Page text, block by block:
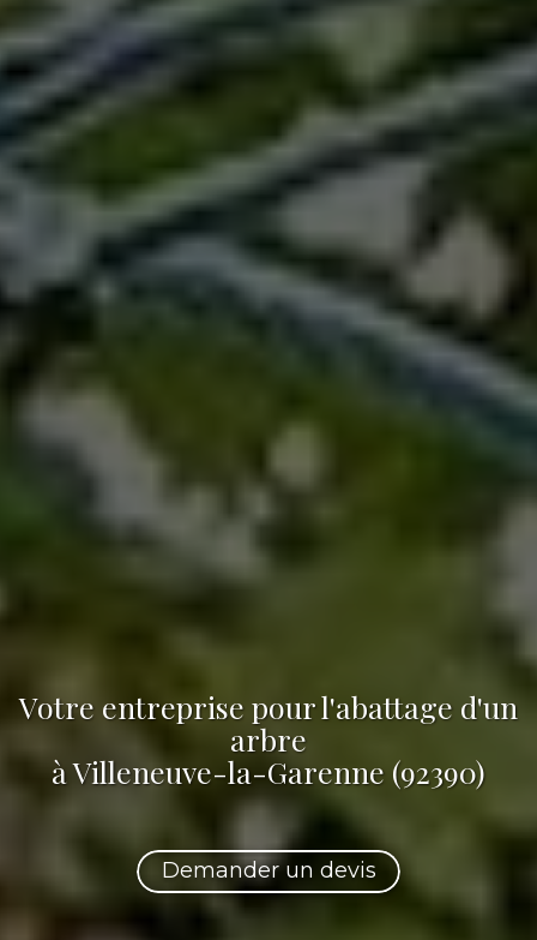
Votre entreprise pour l'abattage d'un
arbre
à Villeneuve-la-Garenne (92390)
Demander un devis